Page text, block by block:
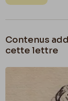
Contenus
cette lettre